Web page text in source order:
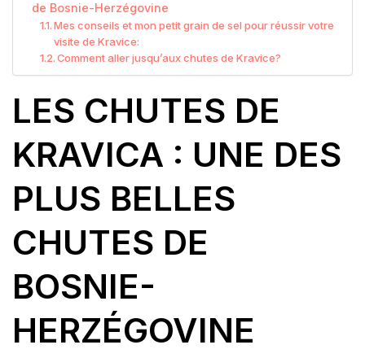
de Bosnie-Herzégovine
Mes conseils et mon petit grain de sel pour réussir votre
visite de Kravice:
Comment aller jusqu’aux chutes de Kravice?
LES CHUTES DE
KRAVICA : UNE DES
PLUS BELLES
CHUTES DE
BOSNIE-
HERZÉGOVINE